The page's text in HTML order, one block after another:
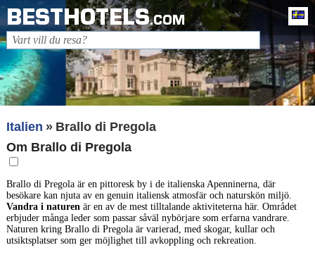
BESTHOTELS.COM
Italien
Brallo di Pregola
Om Brallo di Pregola
Brallo di Pregola är en pittoresk by i de italienska Apenninerna, där
besökare kan njuta av en genuin italiensk atmosfär och naturskön miljö.
Vandra i naturenär en av de mest tilltalande aktiviteterna här. Området
erbjuder många leder som passar såväl nybörjare som erfarna vandrare.
Naturen kring Brallo di Pregola är varierad, med skogar, kullar och
utsiktsplatser som ger möjlighet till avkoppling och rekreation.